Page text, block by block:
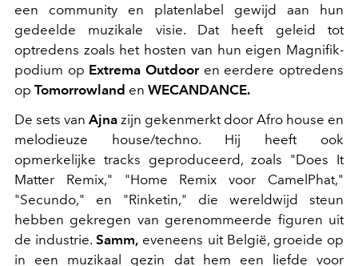
een community en platenlabel gewijd aan hun
gedeelde muzikale visie. Dat heeft geleid tot
optredens zoals het hosten van hun eigen Magnifik-
podium op Extrema Outdooren eerdere optredens
op Tomorrowland en WECANDANCE.
De sets van Ajna zijn gekenmerkt door Afro house en
melodieuze house/techno. Hij heeft ook
opmerkelijke tracks geproduceerd, zoals "Does It
Matter Remix," "Home Remix voor CamelPhat,"
"Secundo," en "Rinketin," die wereldwijd steun
hebben gekregen van gerenommeerde figuren uit
de industrie.Samm, eveneens uit België, groeide op
in een muzikaal gezin dat hem een liefde voor